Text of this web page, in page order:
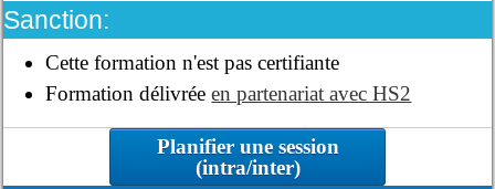
Sanction:
Cette formation n'est pas certifiante
Formation délivréeen partenariat avec HS2
Planifier une session
(intra/inter)